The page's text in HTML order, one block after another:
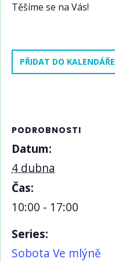
Těšíme se na Vás!
PŘIDAT DO KALENDÁŘE
PODROBNOSTI
Datum:
4 dubna
Čas:
10:00 - 17:00
Series:
Sobota Ve mlýně